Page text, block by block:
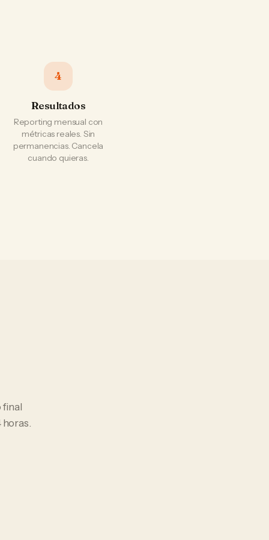
4
Resultados
Reporting mensual con
métricas reales. Sin
permanencias. Cancela
cuando quieras.
final
horas.